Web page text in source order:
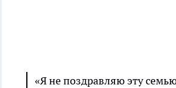
«Я не поздравляю эту